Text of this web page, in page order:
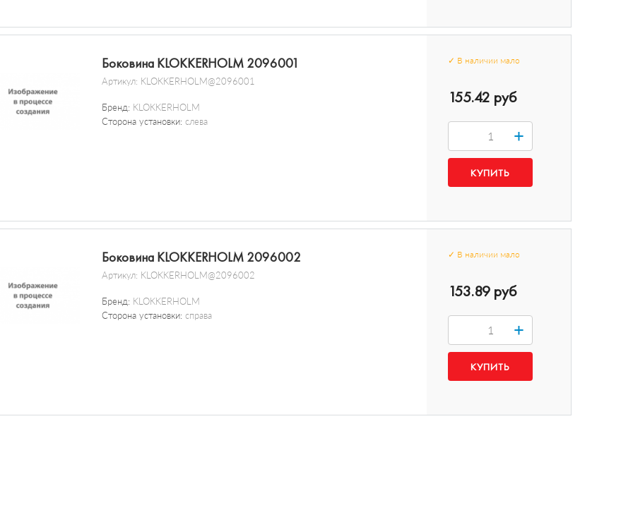
Боковина KLOKKERHOLM 2096001
Артикул: KLOKKERHOLM@2096001
Бренд: KLOKKERHOLM
Сторона установки: слева
✓ В наличии мало
155.42 руб
+
Боковина KLOKKERHOLM 2096002
Артикул: KLOKKERHOLM@2096002
Бренд: KLOKKERHOLM
Сторона установки: справа
✓ В наличии мало
153.89 руб
+